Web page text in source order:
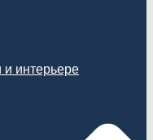
и интерьере